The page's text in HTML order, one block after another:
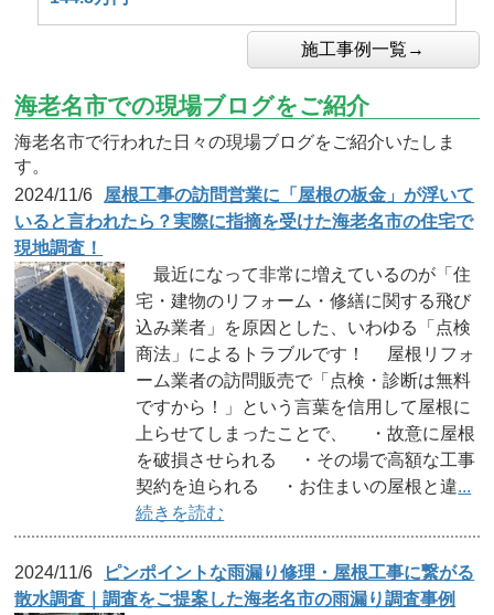
施工事例一覧→
海老名市での現場ブログをご紹介
海老名市で行われた日々の現場ブログをご紹介いたしま
す。
2024/11/6
屋根工事の訪問営業に「屋根の板金」が浮いて
いると言われたら？実際に指摘を受けた海老名市の住宅で
現地調査！
最近になって非常に増えているのが「住
宅・建物のリフォーム・修繕に関する飛び
込み業者」を原因とした、いわゆる「点検
商法」によるトラブルです！ 屋根リフォ
ーム業者の訪問販売で「点検・診断は無料
ですから！」という言葉を信用して屋根に
上らせてしまったことで、 ・故意に屋根
を破損させられる ・その場で高額な工事
契約を迫られる ・お住まいの屋根と違...
続きを読む
2024/11/6
ピンポイントな雨漏り修理・屋根工事に繋がる
散水調査｜調査をご提案した海老名市の雨漏り調査事例